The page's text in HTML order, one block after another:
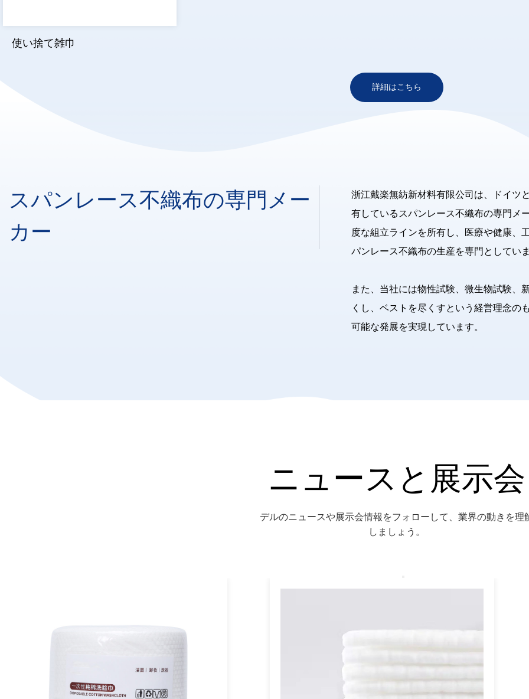
使い捨て雑巾
詳細はこちら
スパンレース不織布の専門メー
カー
浙江戴楽無紡新材料有限公司は、ドイツ
有しているスパンレース不織布の専門メ
度な組立ラインを所有し、医療や健康、
パンレース不織布の生産を専門として
また、当社には物性試験、微生物試験
くし、ベストを尽くすという経営理念
可能な発展を実現しています。
ニュースと展示会
デルのニュースや展示会情報をフォローして、業界の動きを理
しましょう。